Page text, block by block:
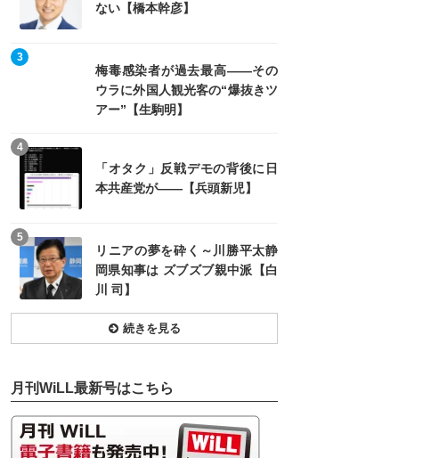
ない【橋本幹彦】
梅毒感染者が過去最高――その
ウラに外国人観光客の“爆抜きツ
アー”【生駒明】
3
「オタク」反戦デモの背後に日
本共産党が――【兵頭新児】
4
リニアの夢を砕く～川勝平太静
岡県知事は ズブズブ親中派【白
川 司】
5
続きを見る
月刊WiLL最新号はこちら